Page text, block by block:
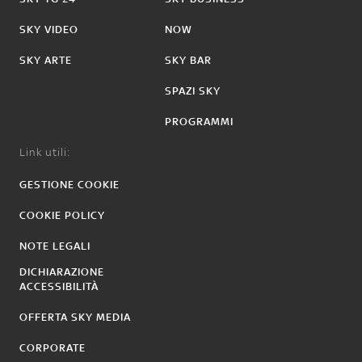
SKY VIDEO
SKY ARTE
NOW
SKY BAR
SPAZI SKY
PROGRAMMI
Link utili:
GESTIONE COOKIE
COOKIE POLICY
NOTE LEGALI
DICHIARAZIONE
ACCESSIBILITÀ
OFFERTA SKY MEDIA
CORPORATE